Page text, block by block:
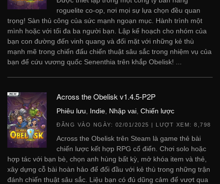
roguelite co-op, nơi mọi sự lựa chọn đều quan
trọng! Sàn thủ công của sức mạnh ngoạn mục. Hành trình một
mình hoặc với tối đa ba người bạn. Lập kế hoạch cho nhóm của
bạn con đường đến vinh quang và đối mặt với những kẻ thù
mạnh mẽ trong chiến đấu chiến thuật sâu sắc trong nhiệm vụ của
bạn để cứu vương quốc Senenthia trên khắp Obelisk! ...
Across the Obelisk v1.4.5-P2P
Phiêu lưu Indie Nhập vai Chiến lược
ĐĂNG VÀO NGÀY: 02/01/2025 | LƯỢT XEM: 8,798
Across the Obelisk trên Steam là game thẻ bài
chiến lược kết hợp RPG cổ điển. Chơi solo hoặc
hợp tác với bạn bè, chọn anh hùng bất kỳ, mở khóa item và thẻ,
xây dựng cỗ bài hoàn hảo để đối đầu với kẻ thù trong những trận
đánh chiến thuật sâu sắc. Liệu bạn có đủ dũng cảm để vượt qua